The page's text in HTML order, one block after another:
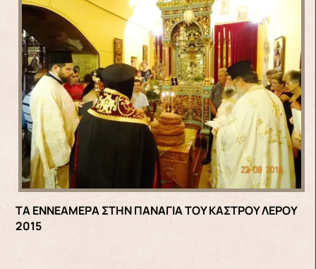
ΤΑ ΕΝΝΕΑΜΕΡΑ ΣΤΗΝ ΠΑΝΑΓΙΑ ΤΟΥ ΚΑΣΤΡΟΥ ΛΕΡΟΥ
2015